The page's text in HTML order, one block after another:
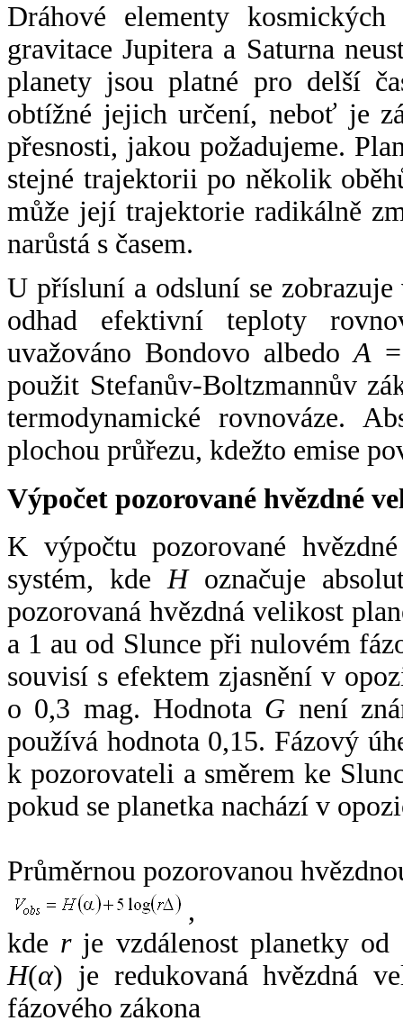
Dráhové elementy
gravitace Jupitera a Saturna
planety jsou platné pro delší
obtížné jejich určení, neboť je
přesnosti, jakou požadujeme.
stejné trajektorii po několik
může její trajektorie radikálně
narůstá s časem.
U přísluní a odsluní se
odhad efektivní teploty
uvažováno Bondovo albedoA
použit Stefanův-Boltzmannův
termodynamické rovnováze.
plochou průřezu, kdežto emise
Výpočet pozorované hvězdné
K výpočtu pozorované
systém, kde Hoznačuje
pozorovaná hvězdná velikost
a 1 au od Slunce při nulovém
souvisí s efektem zjasnění v
o 0,3 mag. Hodnota G není
používá hodnota 0,15. Fázový
k pozorovateli a směrem ke
pokud se planetka nachází v
Průměrnou pozorovanou
,
kde rje vzdálenost planetky od
H(α) je redukovaná hvězdná
fázového zákona